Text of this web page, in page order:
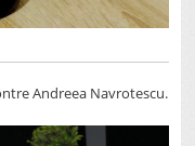
Andreea Navrotescu.